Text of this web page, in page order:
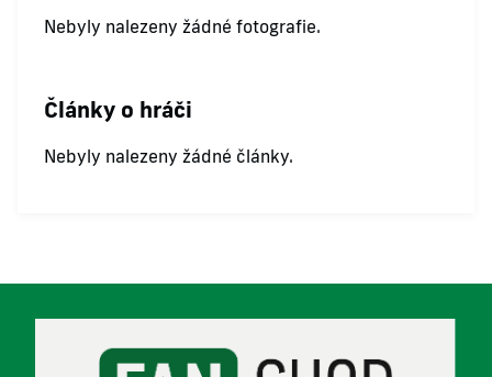
Nebyly nalezeny žádné fotografie.
Články o hráči
Nebyly nalezeny žádné články.